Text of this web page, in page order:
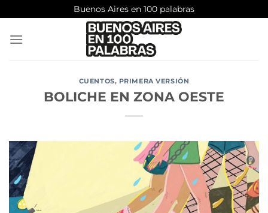
al
contenido
Buenos Aires en 100 palabras
CUENTOS, PRIMERA VERSIÓN
BOLICHE EN ZONA OESTE